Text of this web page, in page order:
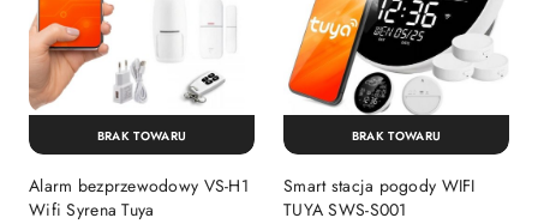
Alarm bezprzewodowy VS-H1
Wifi Syrena Tuya
BRAK TOWARU
Smart stacja pogody WIFI
TUYA SWS-S001
BRAK TOWARU